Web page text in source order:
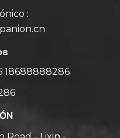
:
18688888286